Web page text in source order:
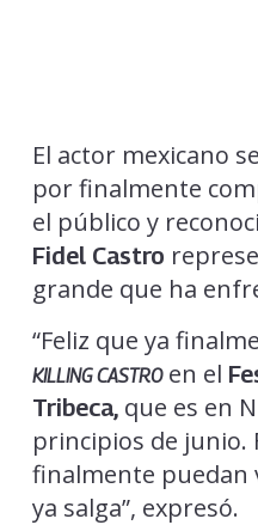
El actor mexicano
por finalmente
el público y
Fidel Castro
grande que ha
“Feliz que ya
KILLING CASTROen el
Tribeca,que es en
principios de junio.
finalmente puedan
ya salga”, expresó.